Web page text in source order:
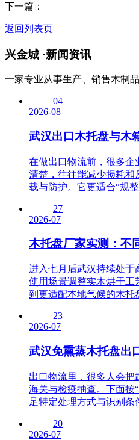
下一篇：
返回列表页
兴金城 ·新闻资讯
一家专业从事生产、销售木制
04
2026-08
武汉出口木托盘与木
在做出口物流前，很多企
清楚，往往能减少损耗和
载与防护。它更适合“规
27
2026-07
木托盘厂家实测：不
进入七月后武汉持续处于
使用场景调整实木烘干工
到更适配本地气候的木托
23
2026-07
武汉免熏蒸木托盘出
出口物流里，很多人会
海关与检疫抽查。下面
足特定处理方式与识别条
20
2026-07